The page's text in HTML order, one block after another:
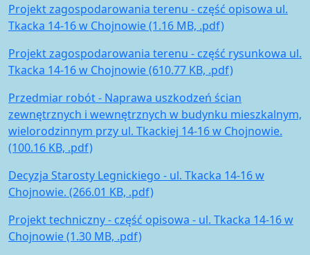
Projekt zagospodarowania terenu - część opisowa ul.
Tkacka 14-16 w Chojnowie (1.16 MB, .pdf)
Projekt zagospodarowania terenu - część rysunkowa ul.
Tkacka 14-16 w Chojnowie (610.77 KB, .pdf)
Przedmiar robót - Naprawa uszkodzeń ścian
zewnętrznych i wewnętrznych w budynku mieszkalnym,
wielorodzinnym przy ul. Tkackiej 14-16 w Chojnowie.
(100.16 KB, .pdf)
Decyzja Starosty Legnickiego - ul. Tkacka 14-16 w
Chojnowie. (266.01 KB, .pdf)
Projekt techniczny - część opisowa - ul. Tkacka 14-16 w
Chojnowie (1.30 MB, .pdf)